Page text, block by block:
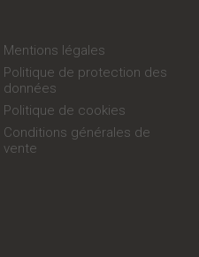
Mentions légales
Politique de protection des
données
Politique de cookies
Conditions générales de
vente